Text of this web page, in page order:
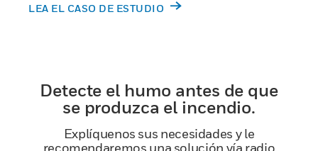
LEA EL CASO DE ESTUDIO
Detecte el humo antes de que
se produzca el incendio.
Explíquenos sus necesidades y le
recomendaremos una solución vía radio